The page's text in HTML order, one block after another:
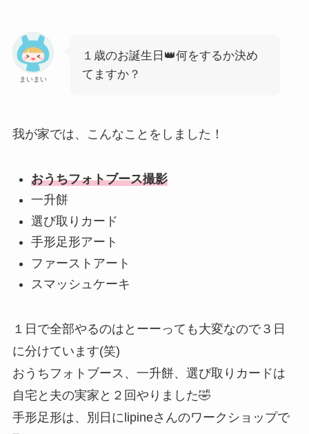
まいまい
１歳のお誕生日👑何をするか決め
てますか？
我が家では、こんなことをしました！
おうちフォトブース撮影
一升餅
選び取りカード
手形足形アート
ファーストアート
スマッシュケーキ
１日で全部やるのはとーーっても大変なので３日
に分けています(笑)
おうちフォトブース、一升餅、選び取りカードは
自宅と夫の実家と２回やりました🤣
手形足形は、別日にlipineさんのワークショップで